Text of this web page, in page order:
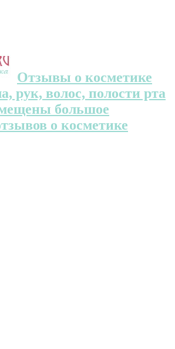
Отзывы о косметике
рук, волос, полости рта
большое
о косметике